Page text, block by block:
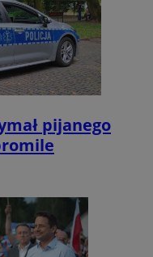
pijanego